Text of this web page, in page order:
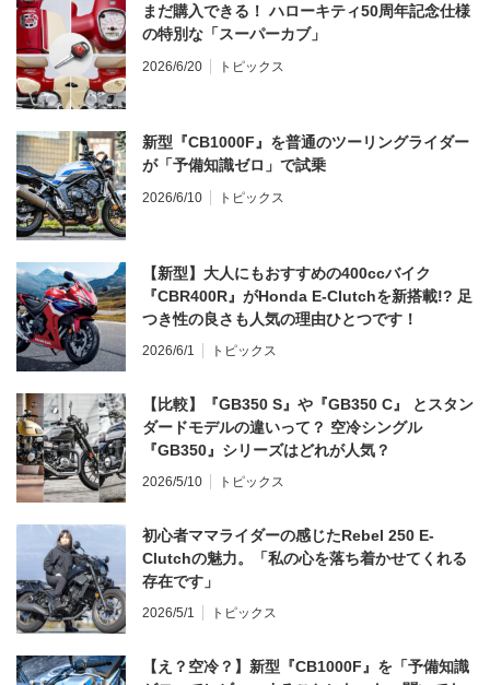
まだ購入できる！ ハローキティ50周年記念仕様
の特別な「スーパーカブ」
2026/6/20 トピックス
新型『CB1000F』を普通のツーリングライダー
が「予備知識ゼロ」で試乗
2026/6/10 トピックス
【新型】大人にもおすすめの400ccバイク
『CBR400R』がHonda E-Clutchを新搭載!? 足
つき性の良さも人気の理由ひとつです！
2026/6/1 トピックス
【比較】『GB350 S』や『GB350 C』 とスタン
ダードモデルの違いって？ 空冷シングル
『GB350』シリーズはどれが人気？
2026/5/10 トピックス
初心者ママライダーの感じたRebel 250 E-
Clutchの魅力。「私の心を落ち着かせてくれる
存在です」
2026/5/1 トピックス
【え？空冷？】新型『CB1000F』を「予備知識